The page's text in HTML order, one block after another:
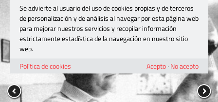
Se advierte al usuario del uso de cookies propias y de terceros
de personalización y de análisis al navegar por esta página web
para mejorar nuestros servicios y recopilar información
estrictamente estadística de la navegación en nuestro sitio
web.
Política de cookies
Acepto· No acepto